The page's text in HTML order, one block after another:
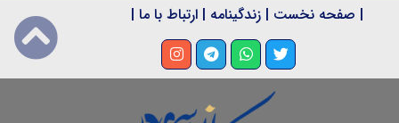
| صفحه نخست | زندگینامه | ارتباط با ما |